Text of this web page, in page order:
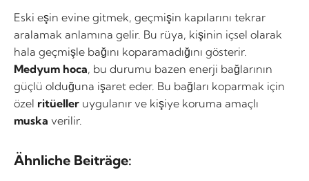
Eski eşin evine gitmek, geçmişin kapılarını tekrar
aralamak anlamına gelir. Bu rüya, kişinin içsel olarak
hala geçmişle bağını koparamadığını gösterir.
Medyum hoca, bu durumu bazen enerji bağlarının
güçlü olduğuna işaret eder. Bu bağları koparmak için
özel ritüeller uygulanır ve kişiye koruma amaçlı
muska verilir.
Ähnliche Beiträge: